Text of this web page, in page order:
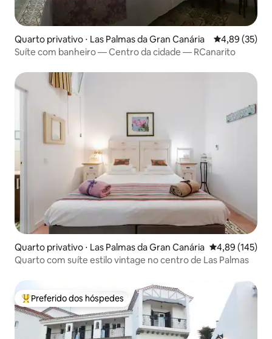
Quarto privativo ⋅ Las Palmas da Gran Canária 4,89 de uma
4,89 (35)
Suíte com banheiro — Centro da cidade — RCanarito
Quarto privativo ⋅ Las Palmas da Gran Canária 4,89 de uma
4,89 (145)
Quarto com suíte estilo vintage no centro de Las Palmas
Entre os melhores preferidos dos hóspedes
Preferido dos hóspedes